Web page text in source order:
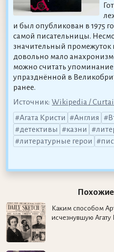
и был опубликован в 1975
самой писательницы.
значительный промежуток
довольно мало
можно считать
упразднённой в
ранее.
Источник: Wikipedia /
Агата Кристи
Англия
детективы
казни
литературные герои
Каким способом
исчезнувшую Агату